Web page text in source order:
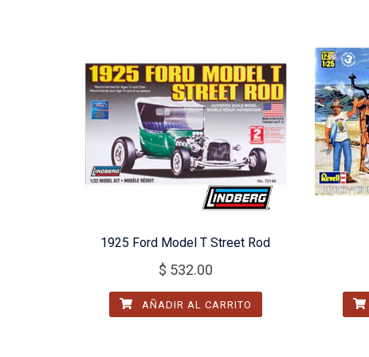
1925 Ford Model T Street Rod
$ 532.00
AÑADIR AL CARRITO